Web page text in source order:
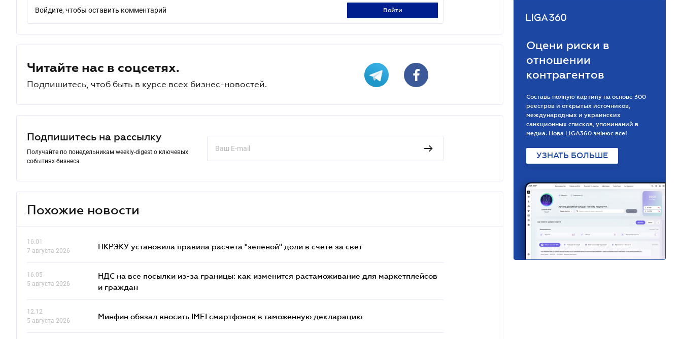
Войдите, чтобы оставить комментарий войти
Читайте нас в соцсетях.
Подпишитесь, чтоб быть в курсе всех бизнес-новостей.
Подпишитесь на рассылку
Получайте по понедельникам weekly-digest о ключевых
событиях бизнеса
Похожие новости
16.01
7 августа 2026
НКРЭКУ установила правила расчета "зеленой" доли в счете за свет
16.05
5 августа 2026
НДС на все посылки из-за границы: как изменится растаможивание для маркетплейсов
и граждан
12.12
5 августа 2026
Минфин обязал вносить IMEI смартфонов в таможенную декларацию
Оцени риски в
отношении
контрагентов
Составь полную картину на основе 300
реестров и открытых источников,
международных и украинских
санкционных списков, упоминаний в
медиа. Нова LIGA360 змінює все!
УЗНАТЬ БОЛЬШЕ